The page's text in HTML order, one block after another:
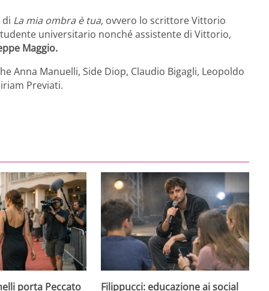
La mia ombra è tua, ovvero lo scrittore Vittorio
universitario nonché assistente di Vittorio,
Maggio.
Anna Manuelli, Side Diop, Claudio Bigagli, Leopoldo
Previati.
porta Peccato
Filippucci: educazione ai social